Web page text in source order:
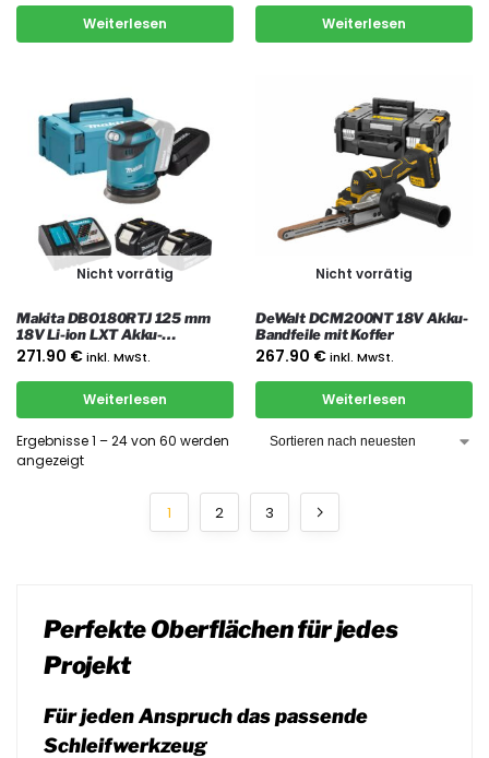
Weiterlesen Weiterlesen
Nicht vorrätig
Makita DBO180RTJ 125 mm
18V Li-ion LXT Akku-
Schleifmaschine mit 2x 5 Ah
Akkus, Ladegerät und Koffer
271.90 €inkl. MwSt.
Weiterlesen
Nicht vorrätig
DeWalt DCM200NT 18V Akku-
Bandfeile mit Koffer
267.90 €inkl. MwSt.
Weiterlesen
Ergebnisse 1 – 24 von 60 werden
angezeigt
1 2 3
Perfekte Oberflächen für jedes
Projekt
Für jeden Anspruch das passende
Schleifwerkzeug